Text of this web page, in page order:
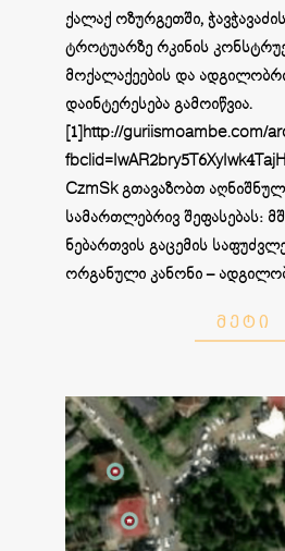
12
ქალაქ ოზურგეთში,
ტროტუარზე რკინის
მოქალაქეების და
დაინტერესება გამოიწვია.
[1]http://guriismoambe.com/
CzmSk გთავაზობთ
სამართლებრივ შეფასებას:
ნებართვის გაცემის
ორგანული კანონი –
ᲛᲔᲢᲘ